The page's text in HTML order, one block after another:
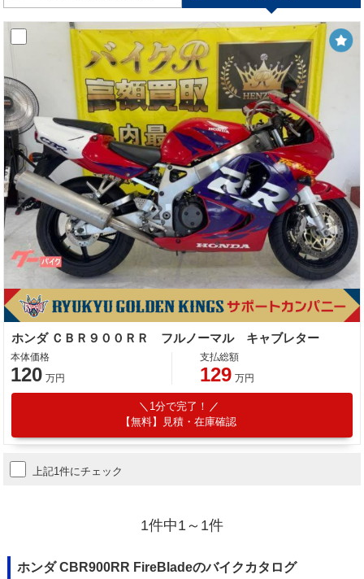
ホンダ ＣＢＲ９００ＲＲ フルノーマル キャブレター
本体価格
120 万円
支払総額
129 万円
1分で完了！
【無料】見積・在庫確認
上記1件にチェック
1件中1～1件
ホンダ CBR900RR FireBladeのバイクカタログ